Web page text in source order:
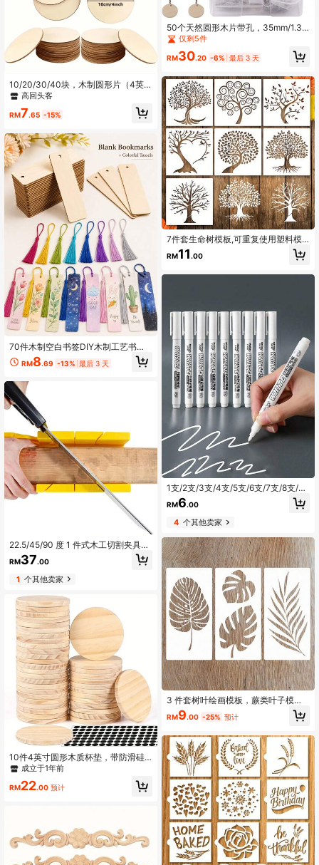
10/20/30/40块，木制圆形片（4英
寸），空白木制圆形片，绘画，染
房间装饰，背景装饰，生日装饰
高回头客
RM7.65 -15%
70件木制空白书签DIY木制工艺书签
木制激光切割木制吊坠木制方形标签
(35个书签+35个流苏)流苏颜色随机
RM8.69 -13% 最后 3 天
22.5/45/90 度 1 件式木工切割夹具斜
切锯盒木工角度切割器
RM37.00
1个其他卖家
10件4英寸圆形木质杯垫，带防滑硅
胶底，适用于DIY手工艺、绘画和雕刻
成立于1年前
RM22.00 预计
50个天然圆形木片带孔，35mm/1.38
英寸未加工木圆片带孔，附50个钥匙
圈DIY挂饰
仅剩5件
RM30.20 -6% 最后 3 天
7件套生命树模板,可重复使用塑料模
板,适用于喷枪在木头上绘画,自然植
物,小型棕榈树绘画模板,画布墙面和地
RM11.00
1支/2支/3支/4支/5支/6支/7支/8支/9
支/10支/11支/12支装 白色马克笔 酒
精颜料 油性防水 轮胎绘画 涂鸦笔 永
久性凝胶笔 适用于织物、木材、皮革
马克笔
RM6.00
4个其他卖家
3 件套树叶绘画模板，蕨类叶子模
板，可重复使用，热带棕榈叶，龟背
竹植物叶子墙面模板，适用于 DIY 手
RM9.00 -25% 预计